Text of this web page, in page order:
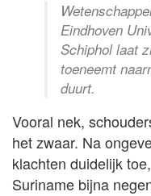
Eindhoven
Schiphol laat
toeneemt
duurt.
Vooral nek,
het zwaar. Na
klachten duidelijk
Suriname bijna